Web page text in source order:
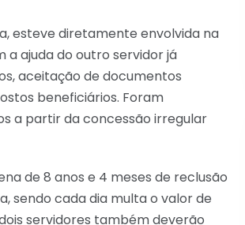
esteve diretamente envolvida na
a ajuda do outro servidor já
aceitação de documentos
beneficiários. Foram
a partir da concessão irregular
de 8 anos e 4 meses de reclusão
sendo cada dia multa o valor de
servidores também deverão